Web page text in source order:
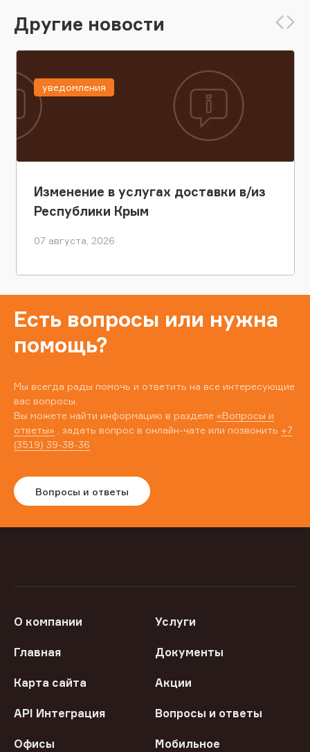
Другие новости
Изменение в услугах доставки в/из
Республики Крым
07 августа, 2026
уведомления
Есть вопросы или нужна
помощь?
Мы всегда рады помочь и ответить на все интересующие
вас вопросы.
Вы можете найти информацию в разделе «Вопросы и
ответы» , задать вопрос в онлайн-чате или позвонить +7
(3519) 39-38-36
Вопросы и ответы
О компании Услуги
Главная Документы
Карта сайта Акции
API Интеграция Вопросы и ответы
Офисы
Мобильное